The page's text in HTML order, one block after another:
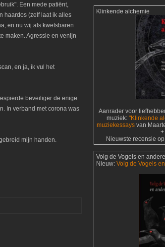
Een mede patiënt,
haardos (zelf laat ik alles
en nu wij als kwetsbaren
maken. Agressie en venijn
en ja, ik vul het
beveiliger de enige
In verband met corona was
mijn handen.
Klinkende alchemie
Aanrader voor
muziek: "Klinkende
muziekessaysvan
+
Nieuwste recensie
Volg de Vogels en
Nieuw:Volg de Vogels